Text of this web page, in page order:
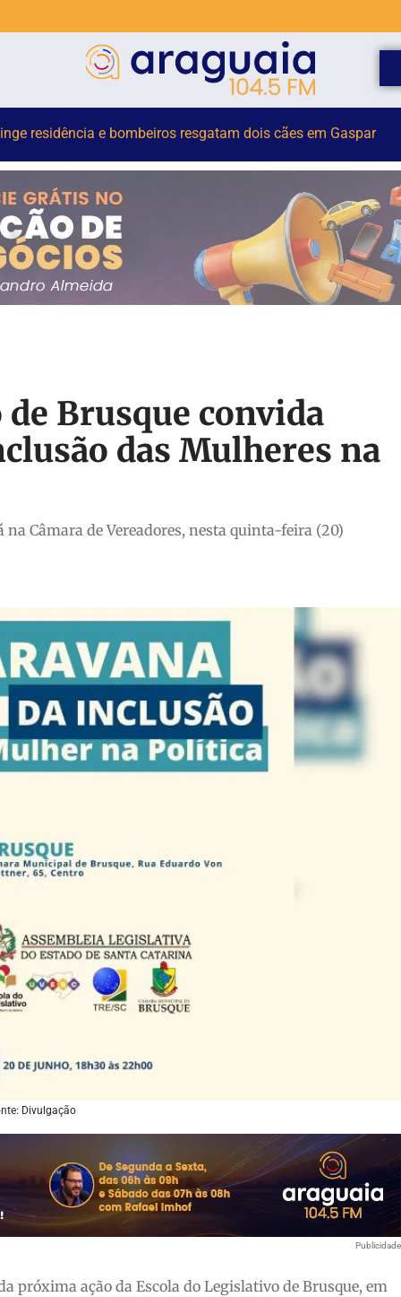
são detidas por suspeita de tráfico de drogas em Brusque
Brusque convida
das Mulheres na
Câmara de Vereadores, nesta quinta-feira (20)
Divulgação
Publicidade
próxima ação da Escola do Legislativo de Brusque, em